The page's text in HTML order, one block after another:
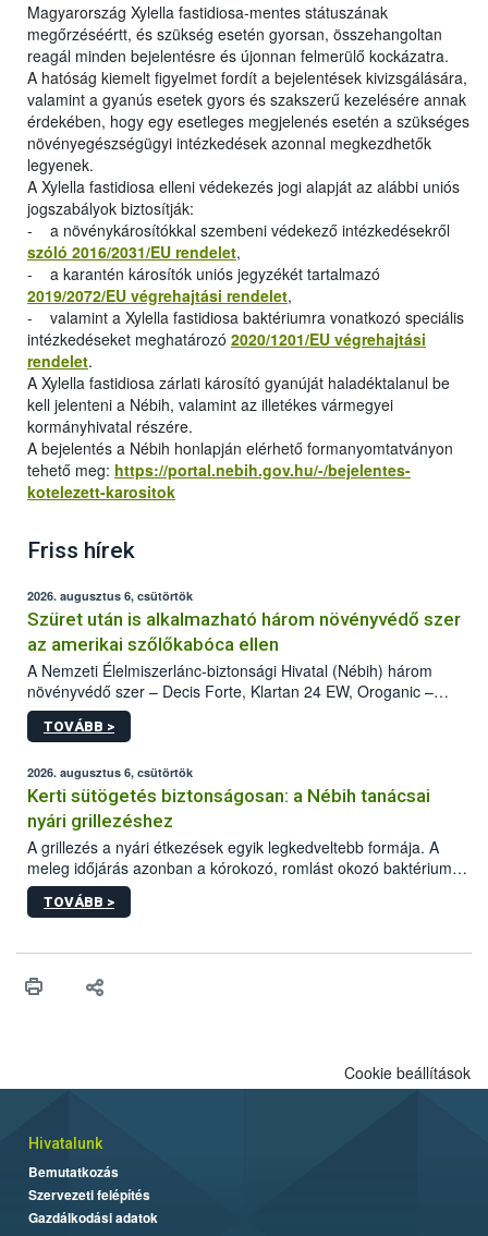
Magyarország Xylella fastidiosa-mentes státuszának
megőrzéséértt, és szükség esetén gyorsan, összehangoltan
reagál minden bejelentésre és újonnan felmerülő kockázatra.
A hatóság kiemelt figyelmet fordít a bejelentések kivizsgálására,
valamint a gyanús esetek gyors és szakszerű kezelésére annak
érdekében, hogy egy esetleges megjelenés esetén a szükséges
növényegészségügyi intézkedések azonnal megkezdhetők
legyenek.
A Xylella fastidiosa elleni védekezés jogi alapját az alábbi uniós
jogszabályok biztosítják:
- a növénykárosítókkal szembeni védekező intézkedésekről
szóló 2016/2031/EU rendelet,
- a karantén károsítók uniós jegyzékét tartalmazó
2019/2072/EU végrehajtási rendelet,
- valamint a Xylella fastidiosa baktériumra vonatkozó speciális
intézkedéseket meghatározó 2020/1201/EU végrehajtási
rendelet.
A Xylella fastidiosa zárlati károsító gyanúját haladéktalanul be
kell jelenteni a Nébih, valamint az illetékes vármegyei
kormányhivatal részére.
A bejelentés a Nébih honlapján elérhető formanyomtatványon
tehető meg: https://portal.nebih.gov.hu/-/bejelentes-
kotelezett-karositok
Friss hírek
2026. augusztus 6, csütörtök
Szüret után is alkalmazható három növényvédő szer
az amerikai szőlőkabóca ellen
A Nemzeti Élelmiszerlánc-biztonsági Hivatal (Nébih) három
növényvédő szer – Decis Forte, Klartan 24 EW, Oroganic –
engedélyokiratát módosította, így azok a szüretet követően,
egészen a vesszőérettség (BBCH 91) stádiumáig
érésű szőlőkben is legyen lehetőség a károsító elleni további
védekezésre. Az Oroganic készítmény kis kiszerelésben kiskerti
felhasználók számára is elérhető és ökológiai termesztésben is
engedélyezett.
TOVÁBB >
2026. augusztus 6, csütörtök
Kerti sütögetés biztonságosan: a Nébih tanácsai
nyári grillezéshez
A grillezés a nyári étkezések egyik legkedveltebb formája. A
meleg időjárás azonban a kórokozó, romlást okozó baktériumok
gyorsabb szaporodásának is kedvez. A szabadtéri sütögetés
ezért nem csupán a megfelelő sütési technikáról szól: legalább
higiéniai szabályok betartása, a megfelelő hőkezelés, valamint a
biztonsági Hivatal (Nébih) Oktatási Programja összegyűjtötte a
TOVÁBB >
Cookie beállítások
Hivatalunk
Bemutatkozás
Szervezeti felépítés
Gazdálkodási adatok